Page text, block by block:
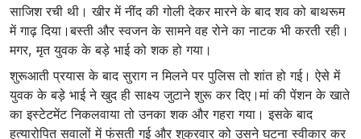
साजिश रची थी। खीर में नींद की गोली देकर मारने के बाद शव को बाथरूम
में गाढ़ दिया।बस्ती और स्वजन के सामने वह रोने का नाटक भी करती रही।
मगर, मृत युवक के बड़े भाई को शक हो गया।
शुरूआती प्रयास के बाद सुराग न मिलने पर पुलिस तो शांत हो गई। ऐसे में
युवक के बड़े भाई ने खुद ही साक्ष्य जुटाने शुरू कर दिए।मां की पेंशन के खाते
का इस्टेटमेंट निकलवाया तो उनका शक और गहरा गया। इसके बाद
हत्यारोपित सवालों में फंसती गई और शुक्रवार को उसने घटना स्वीकार कर